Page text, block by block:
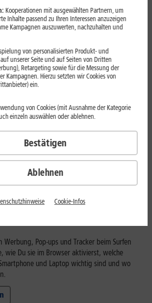
tief in Deine Browserdaten ein. Der Beitrag
ons vor der Installation prüfst und riskante
aktivieren: Werbung
Werbung, Pop-ups und Tracker beim Surfen
wie Du sie im Browser aktivierst, welche
und Laptop wichtig sind und wo
Kooperationen mit ausgewählten Partnern, um
Inhalte passend zu Ihren Interessen anzuzeigen
Kampagnen auszuwerten, nachzuhalten und
von personalisierten Produkt- und
unserer Seite und auf Seiten von Dritten
Retargeting sowie für die Messung der
Kampagnen. Hierzu setzten wir Cookies von
ein.
Ablehnen
von Cookies (mit Ausnahme der Kategorie
einzeln auswählen oder ablehnen.
Bestätigen
Cookie-Infos